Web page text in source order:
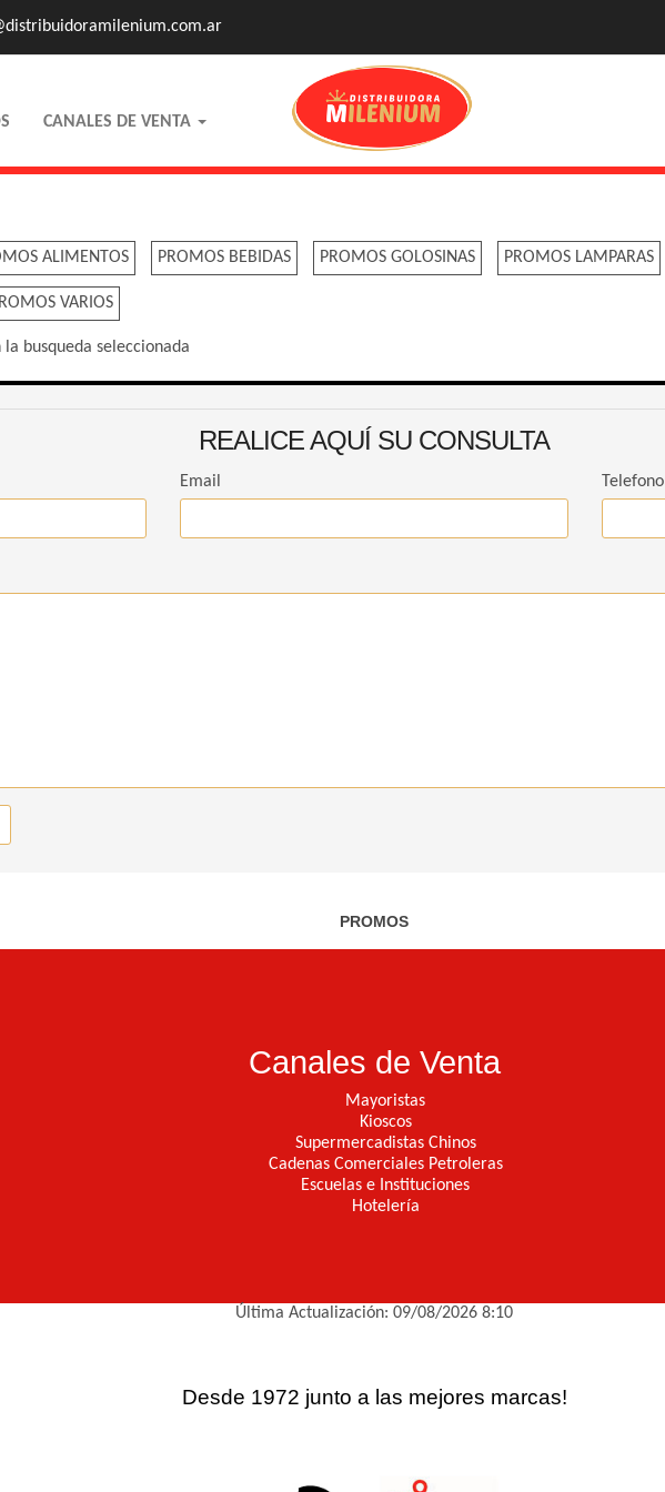
CANALES DE VENTA
ALIMENTOS PROMOS BEBIDAS PROMOS GOLOSINAS PROMOS LAMPARAS
VARIOS
busqueda seleccionada
REALICE AQUÍ SU CONSULTA
Email Telefono
PROMOS
Canales de Venta
Mayoristas
Kioscos
Supermercadistas Chinos
Cadenas Comerciales Petroleras
Escuelas e Instituciones
Hotelería
Última Actualización: 09/08/2026 8:10
Desde 1972 junto a las mejores marcas!